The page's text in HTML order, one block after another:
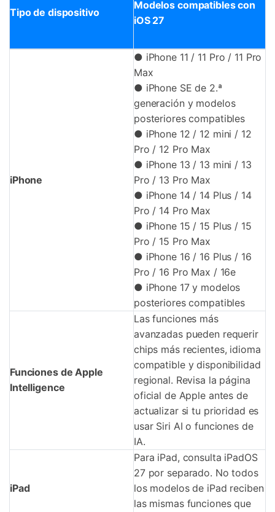
Tipo de dispositivo
Modelos compatibles con
iOS 27
iPhone
● iPhone 11 / 11 Pro / 11 Pro
Max
● iPhone SE de 2.ª
generación y modelos
posteriores compatibles
● iPhone 12 / 12 mini / 12
Pro / 12 Pro Max
● iPhone 13 / 13 mini / 13
Pro / 13 Pro Max
● iPhone 14 / 14 Plus / 14
Pro / 14 Pro Max
● iPhone 15 / 15 Plus / 15
Pro / 15 Pro Max
● iPhone 16 / 16 Plus / 16
Pro / 16 Pro Max / 16e
● iPhone 17 y modelos
posteriores compatibles
Funciones de Apple
Intelligence
Las funciones más
avanzadas pueden requerir
chips más recientes, idioma
compatible y disponibilidad
regional. Revisa la página
oficial de Apple antes de
actualizar si tu prioridad es
usar Siri AI o funciones de
IA.
iPad
Para iPad, consulta iPadOS
27 por separado. No todos
los modelos de iPad reciben
las mismas funciones que